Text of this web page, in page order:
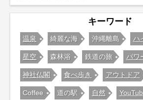
キーワード
温泉 綺麗な海 沖縄離島 ハ
星空 森林浴 鉄道の旅 パワ
神社仏閣 食べ歩き アウトドア
Coffee 道の駅 自然